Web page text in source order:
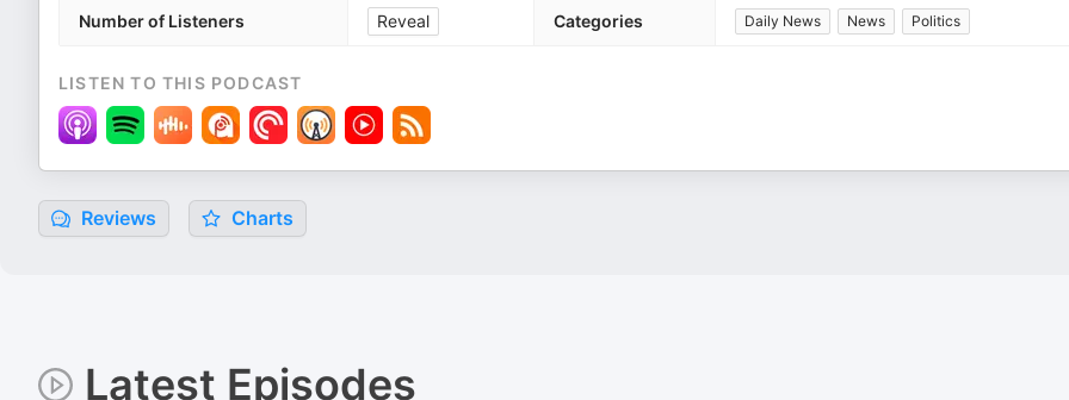
Number of Listeners Reveal Categories Daily News News Politics
LISTEN TO THIS PODCAST
Reviews Charts
Latest Episodes